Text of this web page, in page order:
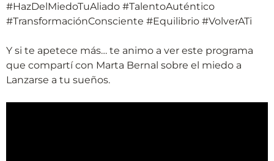
#HazDelMiedoTuAliado #TalentoAuténtico
#TransformaciónConsciente #Equilibrio #VolverATi
Y si te apetece más… te animo a ver este programa
que compartí con Marta Bernal sobre el miedo a
Lanzarse a tu sueños.